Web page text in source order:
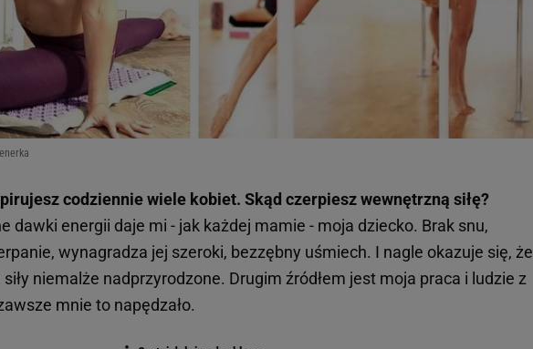
codziennie wiele kobiet. Skąd czerpiesz wewnętrzną siłę?
dawki energii daje mi - jak każdej mamie - moja dziecko. Brak snu,
wynagradza jej szeroki, bezzębny uśmiech. I nagle okazuje się, że
niemalże nadprzyrodzone. Drugim źródłem jest moja praca i ludzie z
mnie to napędzało.